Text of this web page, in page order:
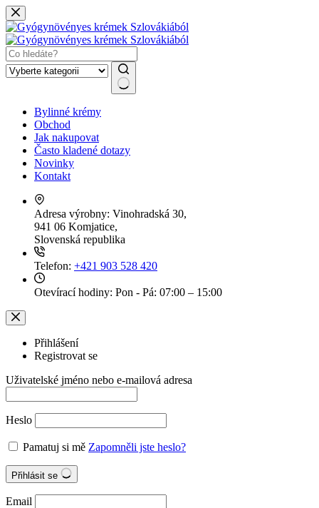
Skip
to
content
results Bylinné krémy
Obchod
Jak nakupovat
Často kladené dotazy
Novinky
Kontakt
Adresa výrobny: Vinohradská 30,
941 06 Komjatice,
Slovenská republika
Telefon: +421 903 528 420
Otevírací hodiny: Pon - Pá: 07:00 – 15:00
Přihlášení
Registrovat se
Uživatelské jméno nebo e-mailová adresa
Heslo
Pamatuj si mě Zapomněli jste heslo?
Přihlásit se
Email